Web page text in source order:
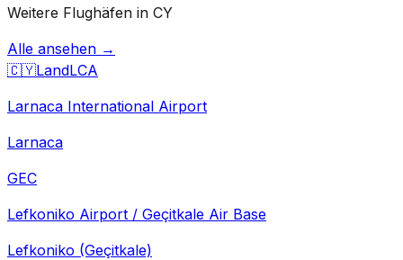
Weitere Flughäfen in CY
Alle ansehen →
🇨🇾LandLCA
Larnaca International Airport
Larnaca
GEC
Lefkoniko Airport / Geçitkale Air Base
Lefkoniko (Geçitkale)